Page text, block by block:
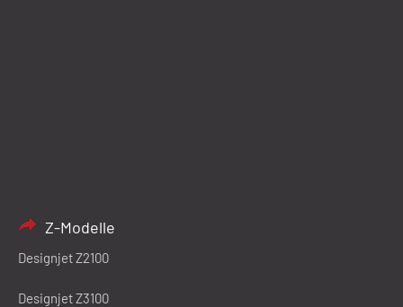
Z-Modelle
Designjet Z2100
Designjet Z3100